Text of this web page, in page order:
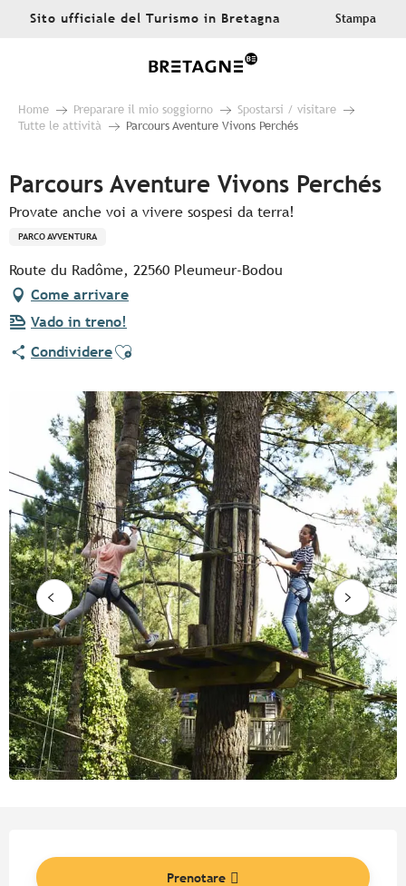
AllerSito ufficiale del Turismo in Bretagna Stampa
Home Preparare il mio soggiorno
Spostarsi / visitare
Tutte le attività
Parcours Aventure Vivons Perchés
Parcours Aventure Vivons Perchés
Provate anche voi a vivere sospesi da terra!
PARCO AVVENTURA
Route du Radôme, 22560 Pleumeur-Bodou
Come arrivare
Vado in treno!
CondividereAjouter aux favoris
Prenotare